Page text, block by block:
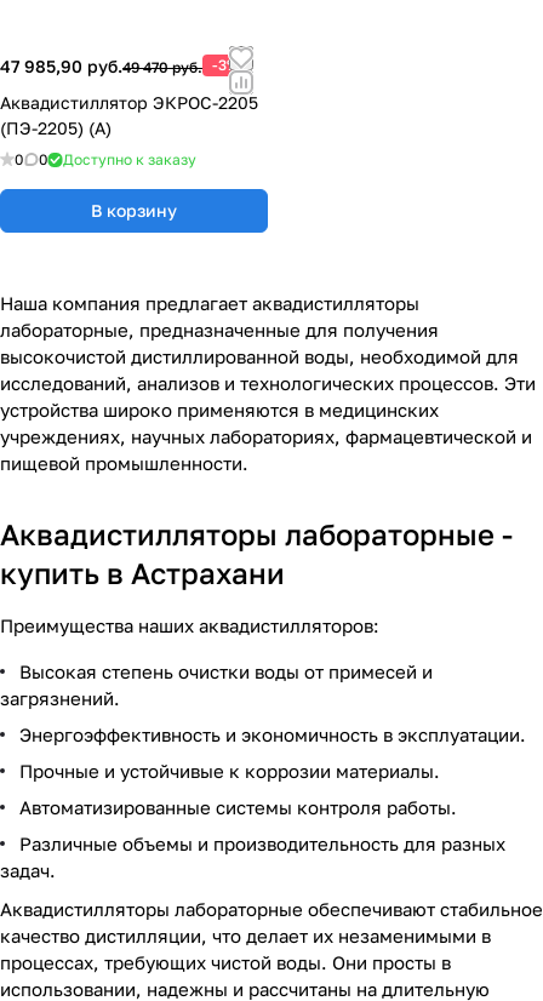
47 985,90 руб.49 470 руб. -3%
Аквадистиллятор ЭКРОС-2205
(ПЭ-2205) (А)
0 0 Доступно к заказу
В корзину
Наша компания предлагает аквадистилляторы
лабораторные, предназначенные для получения
высокочистой дистиллированной воды, необходимой для
исследований, анализов и технологических процессов. Эти
устройства широко применяются в медицинских
учреждениях, научных лабораториях, фармацевтической и
пищевой промышленности.
Аквадистилляторы лабораторные -
купить в Астрахани
Преимущества наших аквадистилляторов:
Высокая степень очистки воды от примесей и
загрязнений.
Энергоэффективность и экономичность в эксплуатации.
Прочные и устойчивые к коррозии материалы.
Автоматизированные системы контроля работы.
Различные объемы и производительность для разных
задач.
Аквадистилляторы лабораторные обеспечивают стабильное
качество дистилляции, что делает их незаменимыми в
процессах, требующих чистой воды. Они просты в
использовании, надежны и рассчитаны на длительную